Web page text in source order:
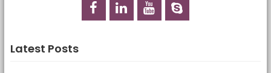
Latest Posts